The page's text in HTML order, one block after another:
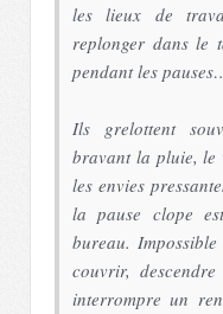
les lieux de
replonger dans le
pendant les
Ils grelottent
bravant la pluie, le
les envies
la pause clope
bureau.
couvrir,
interrompre un